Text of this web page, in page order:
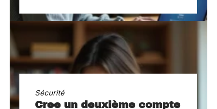
Sécurité
Cree un deuxième compte